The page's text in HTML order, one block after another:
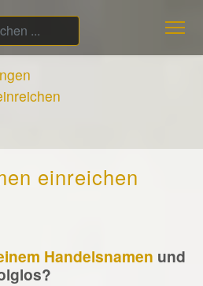
einreichen
Handelsnamen und